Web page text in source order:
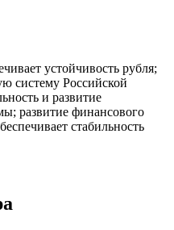
устойчивость рубля;
систему Российской
и развитие
развитие финансового
стабильность